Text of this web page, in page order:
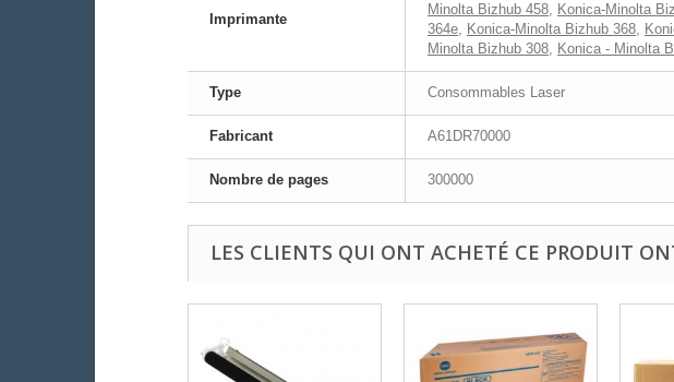
Imprimante
Minolta Bizhub 458, Konica-Minolta
364e, Konica-Minolta Bizhub 368,
Minolta Bizhub 308, Konica - Minolta
Type Consommables Laser
Fabricant A61DR70000
Nombre de pages 300000
LES CLIENTS QUI ONT ACHETÉ CE PRODUIT